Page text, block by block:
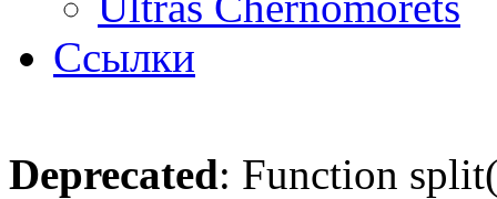
Ссылки
Deprecated: Function